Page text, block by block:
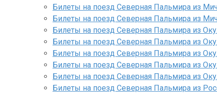
Билеты на поезд Северная Пальмира из
Билеты на поезд Северная Пальмира из
Билеты на поезд Северная Пальмира из
Билеты на поезд Северная Пальмира из
Билеты на поезд Северная Пальмира из
Билеты на поезд Северная Пальмира из
Билеты на поезд Северная Пальмира из
Билеты на поезд Северная Пальмира из